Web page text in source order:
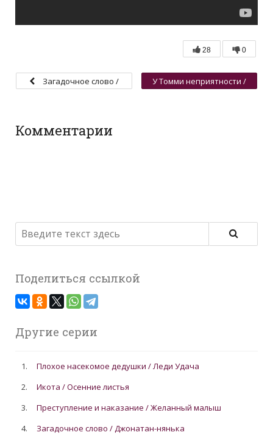
28 0
Загадочное слово /
У Томми неприятности /
Комментарии
Поделиться ссылкой
Другие серии
1.
Плохое насекомое дедушки / Леди Удача
2.
Икота / Осенние листья
3.
Преступление и наказание / Желанный малыш
4.
Загадочное слово / Джонатан-нянька